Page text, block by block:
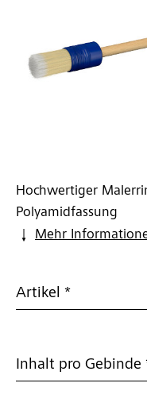
Hochwertiger
Polyamidfassung
Mehr
Artikel *
Inhalt pro Gebinde